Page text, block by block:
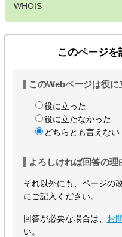
WHOIS
このページ
このWebページは役に
役に立った
役に立たなかった
どちらとも言えない
よろしければ回答の
それ以外にも、ページの
にご記入ください。
回答が必要な場合は、 お
い。